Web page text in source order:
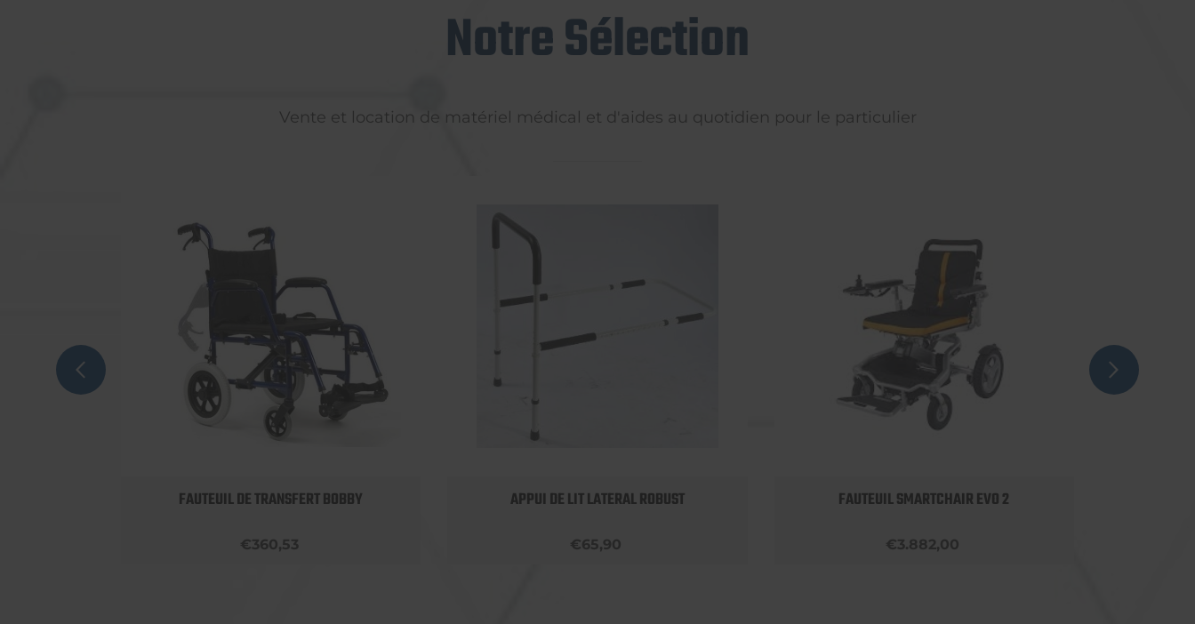
Notre Sélection
Vente et location de matériel médical et d'aides au quotidien pour le particulier
FAUTEUIL DE TRANSFERT BOBBY
€360,53
APPUI DE LIT LATERAL ROBUST
€65,90
FAUTEUIL SMARTCHAIR EVO 2
€3.882,00